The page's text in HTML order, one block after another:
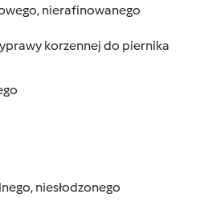
nierafinowanego
korzennej do piernika
niesłodzonego